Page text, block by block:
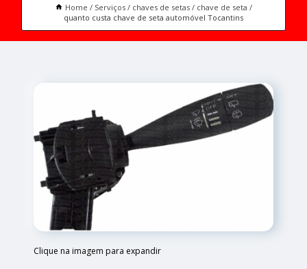
Home Serviços chaves de setas
chave de seta
quanto custa chave de seta automóvel Tocantins
Clique na imagem para expandir